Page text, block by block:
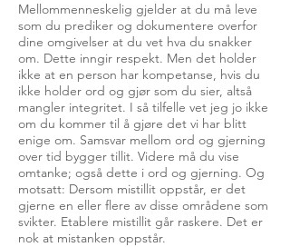
Mellommenneskelig gjelder at du må leve
som du prediker og dokumentere overfor
dine omgivelser at du vet hva du snakker
om. Dette inngir respekt. Men det holder
ikke at en person har kompetanse, hvis du
ikke holder ord og gjør som du sier, altså
mangler integritet. I så tilfelle vet jeg jo ikke
om du kommer til å gjøre det vi har blitt
enige om. Samsvar mellom ord og gjerning
over tid bygger tillit. Videre må du vise
omtanke; også dette i ord og gjerning. Og
motsatt: Dersom mistillit oppstår, er det
gjerne en eller flere av disse områdene som
svikter. Etablere mistillit går raskere. Det er
nok at mistanken oppstår.